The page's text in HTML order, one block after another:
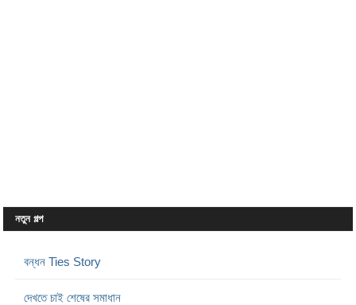
নতুন গল্প
বন্ধন Ties Story
দেখতে চাই শেষের সমাধান